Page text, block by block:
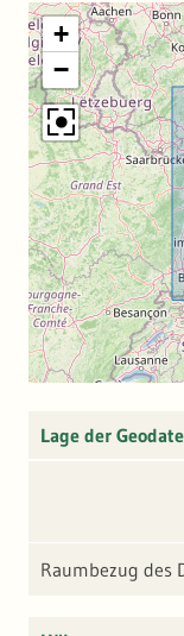
+
−
Lage der
Raumbezug des